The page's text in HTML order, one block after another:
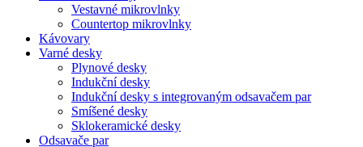
Vestavné mikrovlnky
Countertop mikrovlnky
Kávovary
Varné desky
Plynové desky
Indukční desky
Indukční desky s integrovaným odsavačem par
Smíšené desky
Sklokeramické desky
Odsavače par